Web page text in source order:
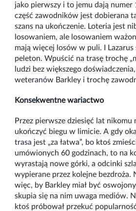
jako pierwszy i to jemu dają numer
część zawodników jest dobierana
szans na ukończenie. Loteria jest
losowaniem, ale losowaniem
mają więcej losów w puli. I Lazarus
peleton. Wpuścić na trasę trochę
ludzi bez większego
weteranów Barkley i trochę
Konsekwentne wariactwo
Przez pierwsze dziesięć lat nikomu
ukończyć biegu w limicie. A gdy
trasa jest „za łatwa”, bo ktoś
umówionych 60 godzinach, to na
wyrastają nowe górki, a odcinki
wypierane przez kolejne bezdroża.
więc, by Barkley miał być
skupia się na nim uwaga mediów.
ktoś próbował przekuć